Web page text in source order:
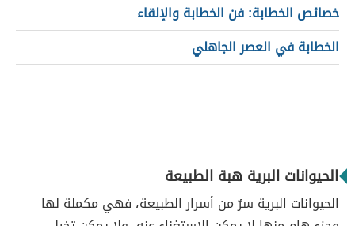
خصائص الخطابة: فن الخطابة والإلقاء
الخطابة في العصر الجاهلي
الحيوانات البرية هبة الطبيعة
الحيوانات البرية سرٌ من أسرار الطبيعة، فهي مكملة لها